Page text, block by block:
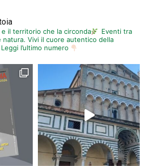
e il territorio che la circonda
Eventi tra
natura. Vivi il cuore autentico della
Leggi l’ultimo numero